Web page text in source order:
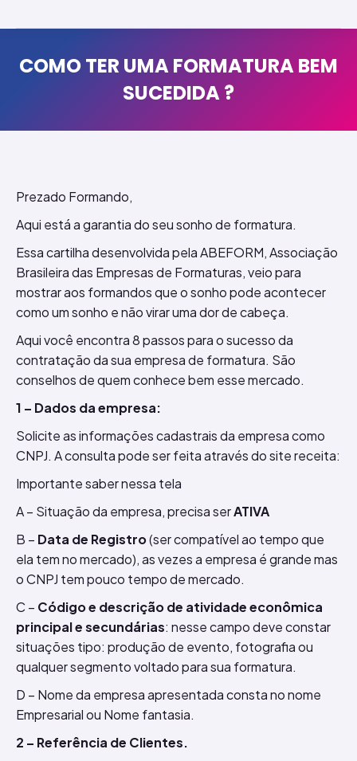
COMO TER UMA FORMATURA BEM
SUCEDIDA ?
Prezado Formando,
Aqui está a garantia do seu sonho de formatura.
Essa cartilha desenvolvida pela ABEFORM, Associação
Brasileira das Empresas de Formaturas, veio para
mostrar aos formandos que o sonho pode acontecer
como um sonho e não virar uma dor de cabeça.
Aqui você encontra 8 passos para o sucesso da
contratação da sua empresa de formatura. São
conselhos de quem conhece bem esse mercado.
1 – Dados da empresa:
Solicite as informações cadastrais da empresa como
CNPJ. A consulta pode ser feita através do site receita:
Importante saber nessa tela
A – Situação da empresa, precisa serATIVA
B – Data de Registro(ser compatível ao tempo que
ela tem no mercado), as vezes a empresa é grande mas
o CNPJ tem pouco tempo de mercado.
C – Código e descrição de atividade econômica
principal e secundárias: nesse campo deve constar
situações tipo: produção de evento, fotografia ou
qualquer segmento voltado para sua formatura.
D – Nome da empresa apresentada consta no nome
Empresarial ou Nome fantasia.
2 – Referência de Clientes.